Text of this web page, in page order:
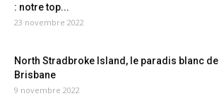
: notre top...
23 novembre 2022
North Stradbroke Island, le paradis blanc de
Brisbane
9 novembre 2022